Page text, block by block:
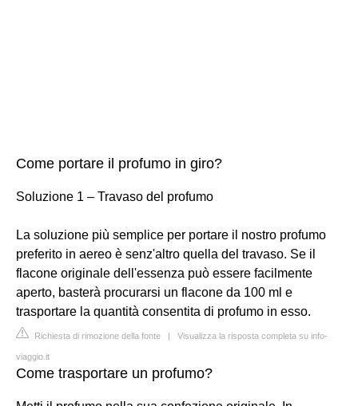
Come portare il profumo in giro?
Soluzione 1 – Travaso del profumo
La soluzione più semplice per portare il nostro profumo
preferito in aereo è senz'altro quella del travaso. Se il
flacone originale dell'essenza può essere facilmente
aperto, basterà procurarsi un flacone da 100 ml e
trasportare la quantità consentita di profumo in esso.
Richiesta di rimozione della fonte | Visualizza la risposta completa su info-
viaggio.it
Come trasportare un profumo?